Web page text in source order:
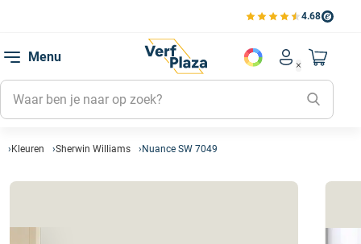
4.68
Bekijk de verfplaza
Menu
Account
Mijn
Mijn
Mijn
Naar
Kleuren Sherwin Williams Nuance SW 7049